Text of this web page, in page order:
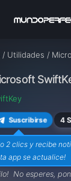
/ Utilidades /
Suscribirse 4
2 clics y recibe
app se actualice!
rayo!Microsoft
antes
No esperes,